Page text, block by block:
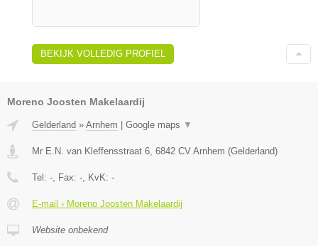
BEKIJK VOLLEDIG PROFIEL
Moreno Joosten Makelaardij
Gelderland » Arnhem Google maps ▼
Mr E.N. van Kleffensstraat 6, 6842 CV Arnhem (Gelderland)
Tel: -, Fax: -, KvK: -
E-mail › Moreno Joosten Makelaardij
Website onbekend